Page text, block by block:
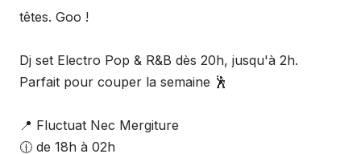
têtes. Goo !
Dj set Electro Pop & R&B dès 20h, jusqu'à 2h.
Parfait pour couper la semaine 🕺
📍 Fluctuat Nec Mergiture
🕧 de 18h à 02h